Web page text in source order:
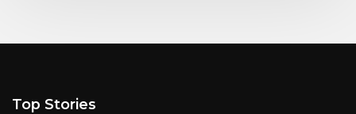
Top Stories